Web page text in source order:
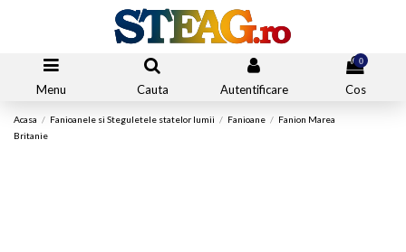
Menu Cauta Autentificare
0
Cos
Acasa Fanioanele si Steguletele statelor lumii Fanioane
Fanion Marea
Britanie